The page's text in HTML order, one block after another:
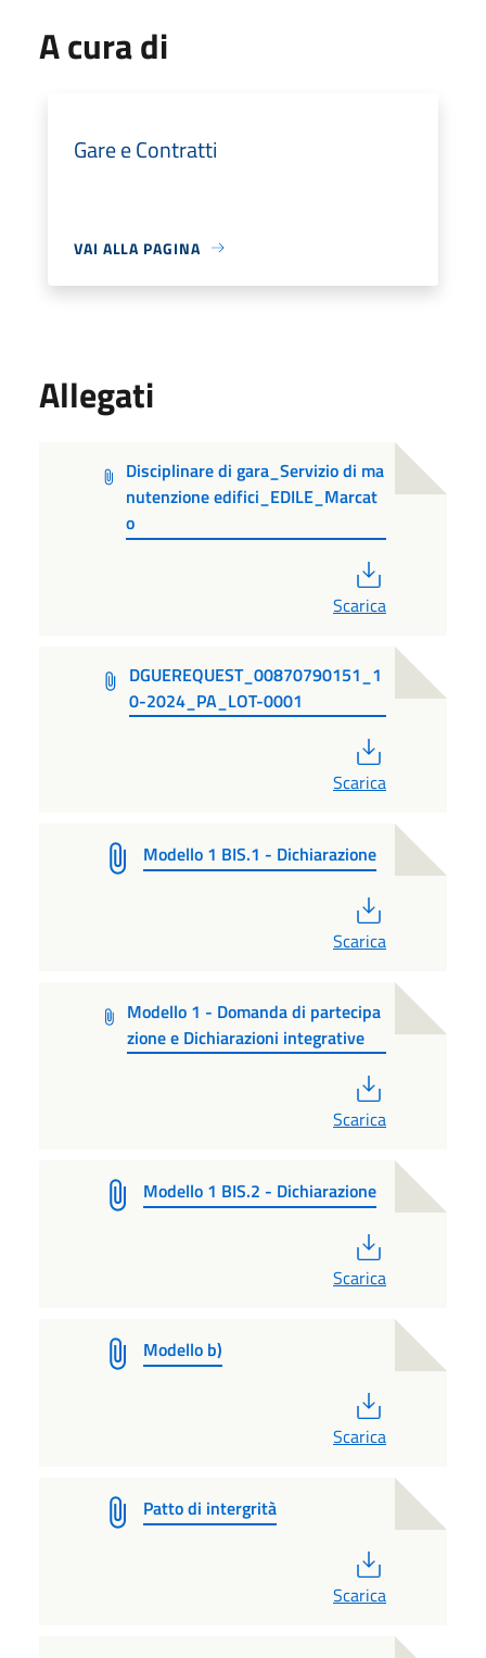
A cura di
Gare e Contratti
VAI ALLA PAGINA
Allegati
Disciplinare di gara_Servizio di ma
nutenzione edifici_EDILE_Marcat
o
Scarica
DGUEREQUEST_00870790151_1
0-2024_PA_LOT-0001
Scarica
Modello 1 BIS.1 - Dichiarazione
Scarica
Modello 1 - Domanda di partecipa
zione e Dichiarazioni integrative
Scarica
Modello 1 BIS.2 - Dichiarazione
Scarica
Modello b)
Scarica
Patto di intergrità
Scarica